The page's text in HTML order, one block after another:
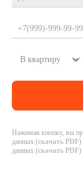
Нажимая кнопку, вы
данных (скачать PDF)
данных (скачать PDF)